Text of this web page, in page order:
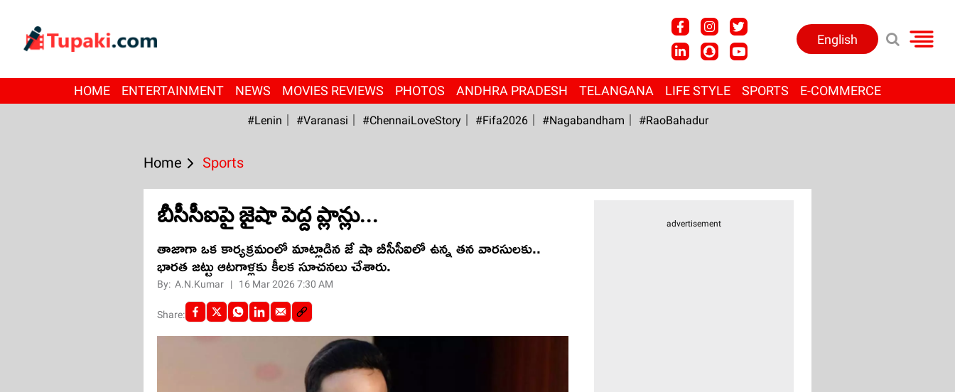
English
HOME ENTERTAINMENT NEWS MOVIES REVIEWS PHOTOS ANDHRA PRADESH TELANGANA LIFE STYLE SPORTS E-COMMERCE
#Lenin #Varanasi #ChennaiLoveStory #fifa2026 #Nagabandham #RaoBahadur
Home Sports
బీసీసీఐపై జైషా పెద్ద ప్లాన్లు...
తాజాగా ఒక కార్యక్రమంలో మాట్లాడిన జే షా బీసీసీఐలో ఉన్న తన వారసులకు..
భారత జట్టు ఆటగాళ్లకు కీలక సూచనలు చేశారు.
By: A.N.Kumar | 16 Mar 2026 7:30 AM
Share:
advertisement